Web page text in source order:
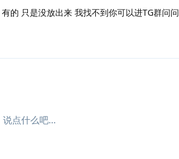
有的 只是没放出来 我找不到你可以进TG群问问
说点什么吧...